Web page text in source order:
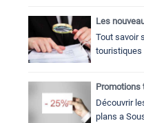
Les
Tout savoir
touristiques
Promotions
Découvrir
plans a